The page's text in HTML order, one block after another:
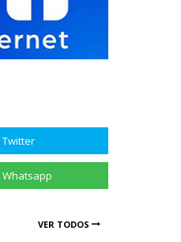
VER TODOS